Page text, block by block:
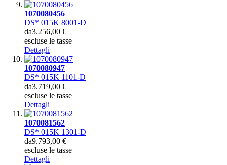
1070080456
DS* 015K 8001-D
da3.256,00 €
escluse le tasse
Dettagli
1070080947
DS* 015K 1101-D
da3.719,00 €
escluse le tasse
Dettagli
1070081562
DS* 015K 1301-D
da9.793,00 €
escluse le tasse
Dettagli